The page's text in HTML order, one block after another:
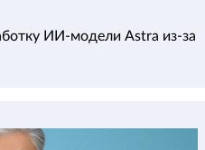
ИИ-модели Astra из-за